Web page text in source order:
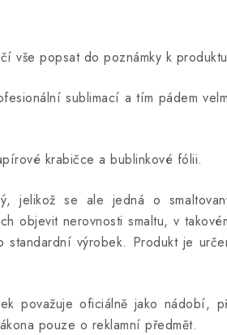
vše popsat do poznámky k
sublimací a tím pádem
krabičce a bublinkové fólii.
jelikož se ale jedná o
objevit nerovnosti smaltu, v
výrobek. Produkt je
považuje oficiálně jako nádobí,
pouze o reklamní předmět.